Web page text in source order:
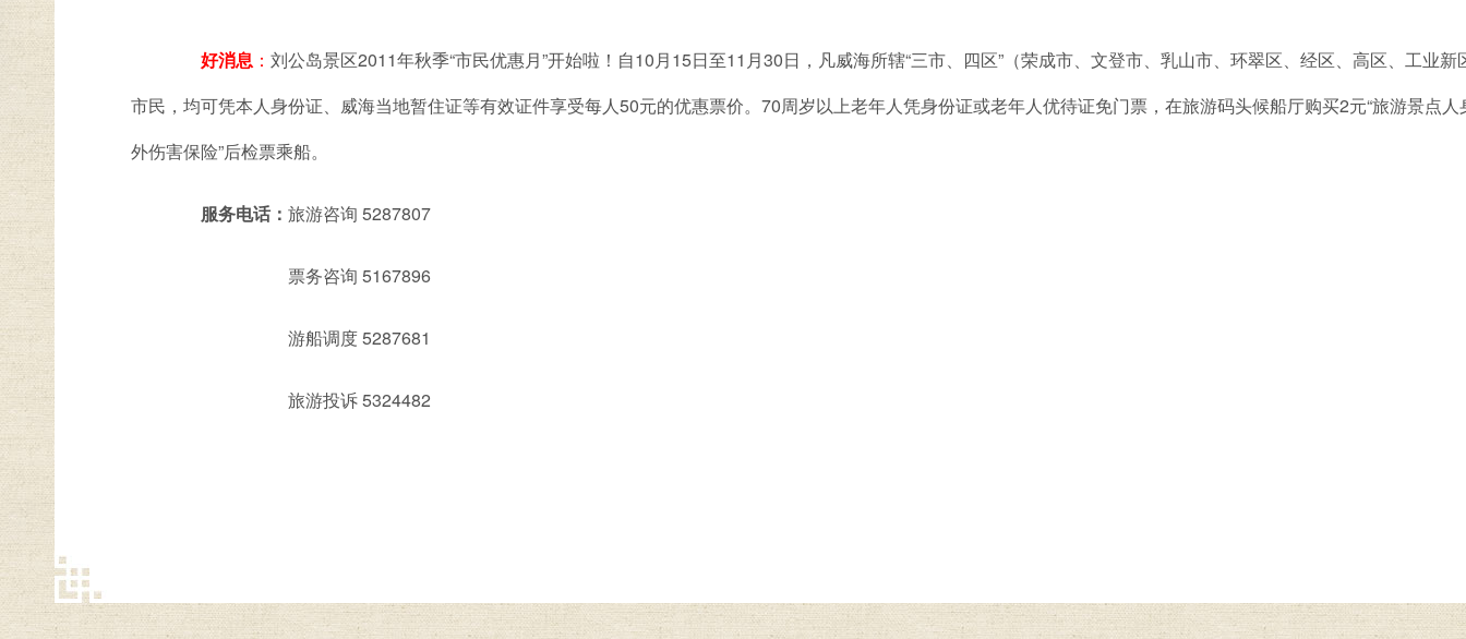
好消息 ： 刘公岛景区2011年秋季“市民优惠月”开始啦！自10月15日至11月30日，凡威海所辖“三市、四区”（荣成市、文登市、乳山市、环翠区、经区、高区、工业新
市民，均可凭本人身份证、威海当地暂住证等有效证件享受每人50元的优惠票价。70周岁以上老年人凭身份证或老年人优待证免门票，在旅游码头候船厅购买2元“旅游景点人
外伤害保险”后检票乘船。
服务电话： 旅游咨询 5287807
票务咨询 5167896
游船调度 5287681
旅游投诉 5324482